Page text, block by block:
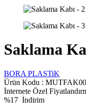
Saklama
BORA PLASTiK
Ürün Kodu :
İnternete Özel
%17 İndirim